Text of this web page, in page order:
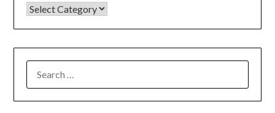
KATEGORI
FOR: